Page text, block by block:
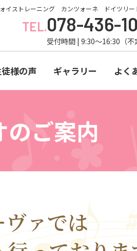
イストレーニング カンツォーネ ドイツリー
TEL.078-436-
受付時間 | 9:30～16:30（不定
様の声 ギャラリー よく
ご案内
ァでは